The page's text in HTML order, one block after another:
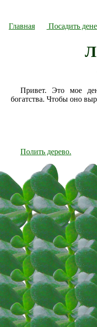
Главная Посадить
Привет. Это мое
богатства. Чтобы оно
Полить дерево.